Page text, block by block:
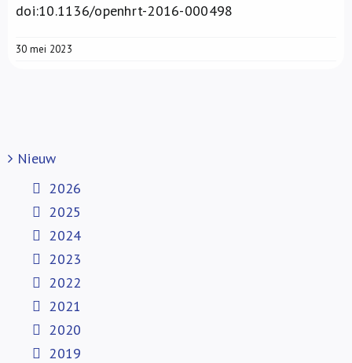
doi:10.1136/openhrt-2016-000498
30 mei 2023
Nieuw
2026
2025
2024
2023
2022
2021
2020
2019